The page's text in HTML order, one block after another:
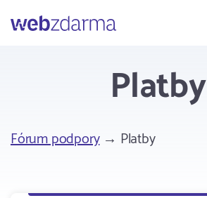
Webzdarma
Platby
Fórum podpory→ Platby